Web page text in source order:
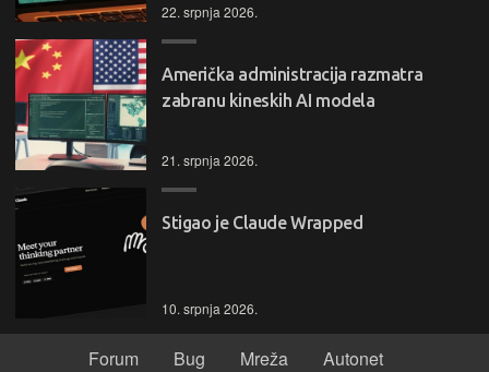
22. srpnja 2026.
Američka administracija razmatra
zabranu kineskih AI modela
21. srpnja 2026.
Stigao je Claude Wrapped
10. srpnja 2026.
Forum Bug Mreža
Autonet